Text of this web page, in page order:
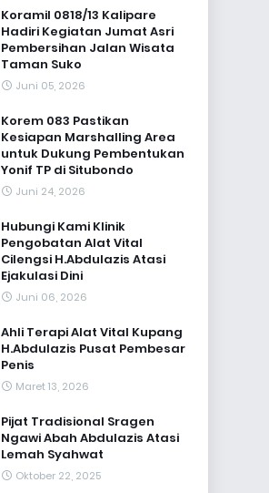
Koramil 0818/13 Kalipare
Hadiri Kegiatan Jumat Asri
Pembersihan Jalan Wisata
Taman Suko
Juni 05, 2026
Korem 083 Pastikan
Kesiapan Marshalling Area
untuk Dukung Pembentukan
Yonif TP di Situbondo
Juni 24, 2026
Hubungi Kami Klinik
Pengobatan Alat Vital
Cilengsi H.Abdulazis Atasi
Ejakulasi Dini
Juni 06, 2026
Ahli Terapi Alat Vital Kupang
H.Abdulazis Pusat Pembesar
Penis
Maret 13, 2026
Pijat Tradisional Sragen
Ngawi Abah Abdulazis Atasi
Lemah Syahwat
Oktober 22, 2025